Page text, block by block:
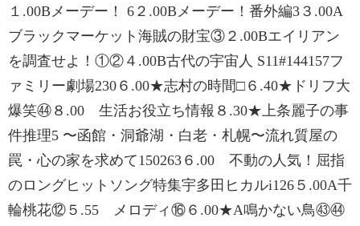
１.00Bメーデー！ 6２.00Bメーデー！番外編3３.00A
ブラックマーケット海賊の財宝③２.00Bエイリアン
を調査せよ！①②４.00B古代の宇宙人 S11#144157フ
ァミリー劇場230６.00★志村の時間□６.40★ドリフ大
爆笑㊹８.00 生活お役立ち情報８.30★上条麗子の事
件推理5 〜函館・洞爺湖・白老・札幌〜流れ質屋の
罠・心の家を求めて150263６.00 不動の人気！屈指
のロングヒットソング特集宇多田ヒカルi126５.00A千
輪桃花⑫５.55 メロディ⑯６.00★A鳴かない鳥㊸㊹